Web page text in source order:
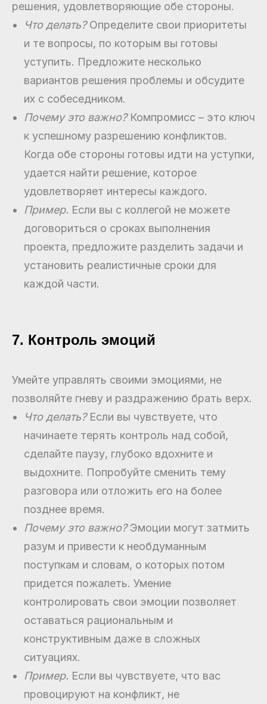
решения, удовлетворяющие обе стороны.
Что делать?Определите свои приоритеты
и те вопросы, по которым вы готовы
уступить. Предложите несколько
вариантов решения проблемы и обсудите
их с собеседником.
Почему это важно?Компромисс – это ключ
к успешному разрешению конфликтов.
Когда обе стороны готовы идти на уступки,
удается найти решение, которое
удовлетворяет интересы каждого.
Пример. Если вы с коллегой не можете
договориться о сроках выполнения
проекта, предложите разделить задачи и
установить реалистичные сроки для
каждой части.
7. Контроль эмоций
Умейте управлять своими эмоциями, не
позволяйте гневу и раздражению брать верх.
Что делать?Если вы чувствуете, что
начинаете терять контроль над собой,
сделайте паузу, глубоко вдохните и
выдохните. Попробуйте сменить тему
разговора или отложить его на более
позднее время.
Почему это важно?Эмоции могут затмить
разум и привести к необдуманным
поступкам и словам, о которых потом
придется пожалеть. Умение
контролировать свои эмоции позволяет
оставаться рациональным и
конструктивным даже в сложных
ситуациях.
Пример. Если вы чувствуете, что вас
провоцируют на конфликт, не